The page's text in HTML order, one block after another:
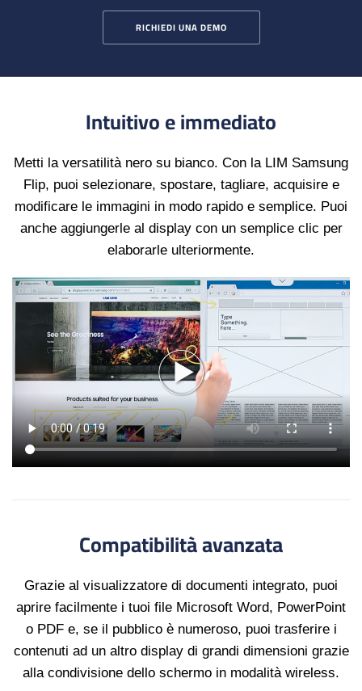
RICHIEDI UNA DEMO
Intuitivo e immediato
Metti la versatilità nero su bianco. Con la LIM Samsung
Flip, puoi selezionare, spostare, tagliare, acquisire e
modificare le immagini in modo rapido e semplice. Puoi
anche aggiungerle al display con un semplice clic per
elaborarle ulteriormente.
Compatibilità avanzata
Grazie al visualizzatore di documenti integrato, puoi
aprire facilmente i tuoi file Microsoft Word, PowerPoint
o PDF e, se il pubblico è numeroso, puoi trasferire i
contenuti ad un altro display di grandi dimensioni grazie
alla condivisione dello schermo in modalità wireless.